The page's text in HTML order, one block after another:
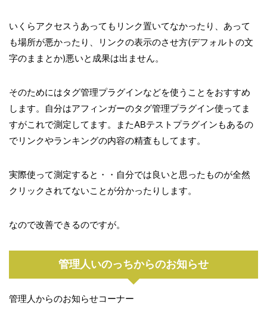
いくらアクセスうあってもリンク置いてなかったり、あって
も場所が悪かったり、リンクの表示のさせ方(デフォルトの文
字のままとか)悪いと成果は出ません。
そのためにはタグ管理プラグインなどを使うことをおすすめ
します。自分はアフィンガーのタグ管理プラグイン使ってま
すがこれで測定してます。またABテストプラグインもあるの
でリンクやランキングの内容の精査もしてます。
実際使って測定すると・・自分では良いと思ったものが全然
クリックされてないことが分かったりします。
なので改善できるのですが。
管理人いのっちからのお知らせ
管理人からのお知らせコーナー